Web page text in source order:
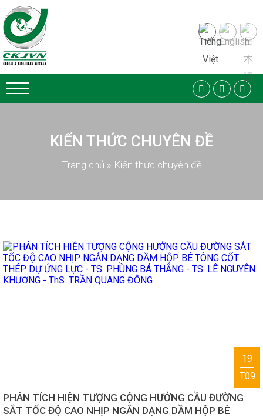
KIẾN THỨC CHUYÊN ĐỀ
Trang chủ » Kiến thức chuyên đề
19
T09
PHÂN TÍCH HIỆN TƯỢNG CỘNG HƯỞNG CẦU ĐƯỜNG
SẮT TỐC ĐỘ CAO NHỊP NGẮN DẠNG DẦM HỘP BÊ